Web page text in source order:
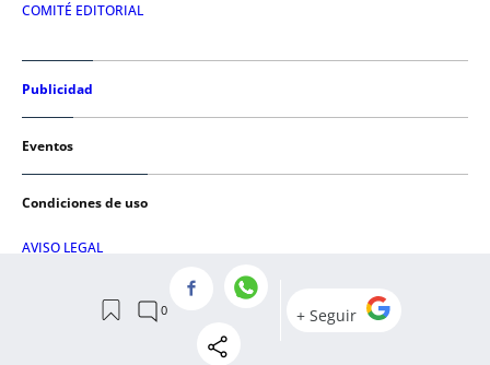
COMITÉ EDITORIAL
Publicidad
Eventos
Condiciones de uso
AVISO LEGAL
POLÍTICA DE COOKIES